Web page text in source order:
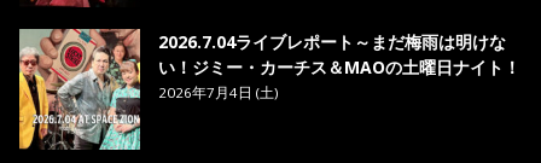
2026.7.04ライブレポート～まだ梅雨は明けな
い！ジミー・カーチス＆MAOの土曜日ナイト！
2026年7月4日 (土)